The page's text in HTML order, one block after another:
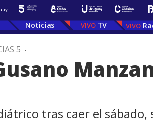
Noticias TV
5 .
tras caer el